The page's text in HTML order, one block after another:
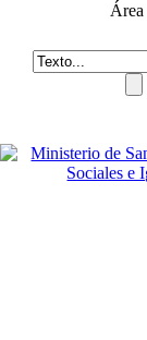
Área